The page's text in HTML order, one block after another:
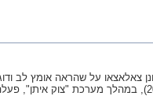
מוענק לֿ7611856 סמל ראשון מקונן צאלאצאו על
המעשה: ביום שישי, ה' במנחםֿאב התשע"ד (1 באוגוסט 2014),